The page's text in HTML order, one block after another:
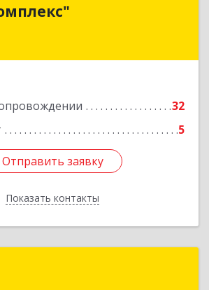
32
5
Отправить заявку
Показать контакты
край, Лермонтов г,
Отправить заявку
Назад